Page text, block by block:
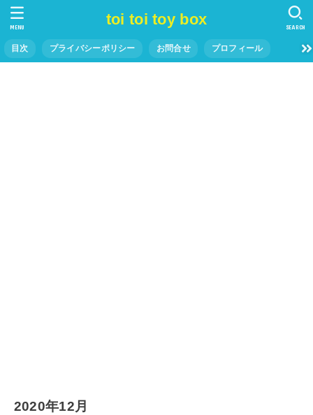
toi toi toy box
目次 プライバシーポリシー お問合せ プロフィール
SEARCH
MENU
2020年12月